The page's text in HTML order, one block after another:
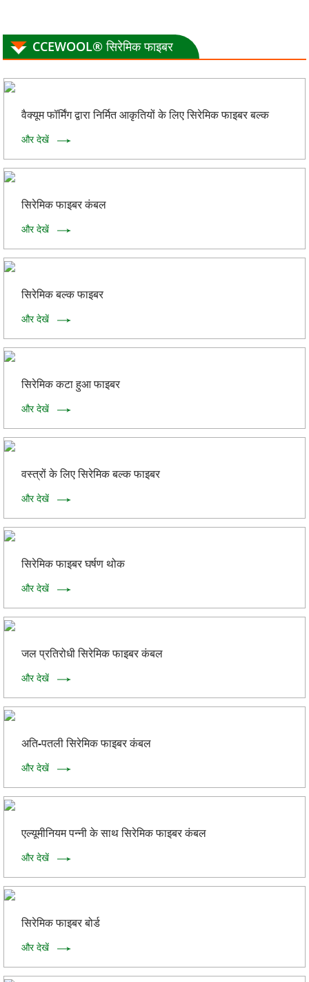
CCEWOOL® सिरेमिक फाइबर
वैक्यूम फॉर्मिंग द्वारा निर्मित आकृतियों के लिए सिरेमिक फाइबर बल्क
और देखें
सिरेमिक फाइबर कंबल
और देखें
सिरेमिक बल्क फाइबर
और देखें
सिरेमिक कटा हुआ फाइबर
और देखें
वस्त्रों के लिए सिरेमिक बल्क फाइबर
और देखें
सिरेमिक फाइबर घर्षण थोक
और देखें
जल प्रतिरोधी सिरेमिक फाइबर कंबल
और देखें
अति-पतली सिरेमिक फाइबर कंबल
और देखें
एल्यूमीनियम पन्नी के साथ सिरेमिक फाइबर कंबल
और देखें
सिरेमिक फाइबर बोर्ड
और देखें